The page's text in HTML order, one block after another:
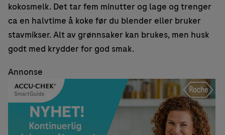
kokosmelk. Det tar fem minutter og lage og trenger
ca en halvtime å koke før du blender eller bruker
stavmikser. Alt av grønnsaker kan brukes, men husk
godt med krydder for god smak.
Annonse